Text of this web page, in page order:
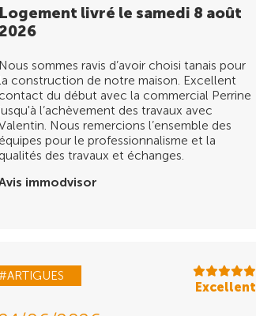
Logement livré le samedi 8 août
2026
Nous sommes ravis d’avoir choisi tanais pour
construction de notre maison. Excellent
contact du début avec la commercial Perrine
l’achèvement des travaux avec
Nous remercions l’ensemble des
équipes pour le professionnalisme et la
qualités des travaux et échanges.
immodvisor
Excellent